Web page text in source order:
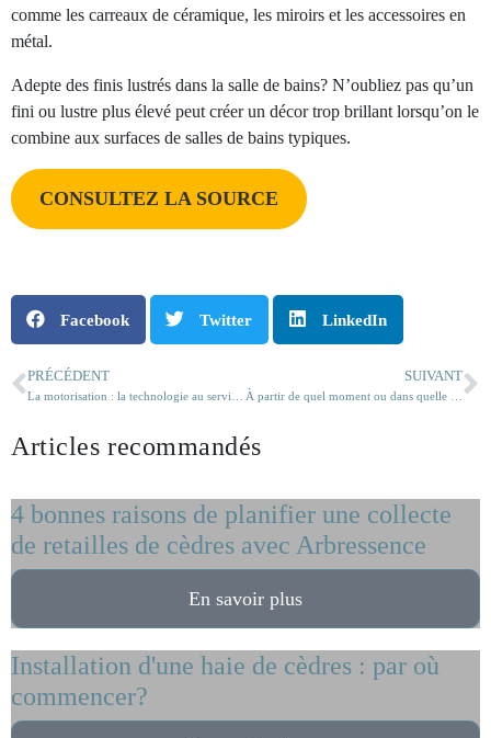
comme les carreaux de céramique, les miroirs et les accessoires en
métal.
Adepte des finis lustrés dans la salle de bains? N’oubliez pas qu’un
fini ou lustre plus élevé peut créer un décor trop brillant lorsqu’on le
combine aux surfaces de salles de bains typiques.
CONSULTEZ LA SOURCE
Facebook Twitter LinkedIn
PRÉCÉDENT SUIVANT
Articles recommandés
4 bonnes raisons de planifier une collecte
de retailles de cèdres avec Arbressence
En savoir plus
Installation d'une haie de cèdres : par où
commencer?